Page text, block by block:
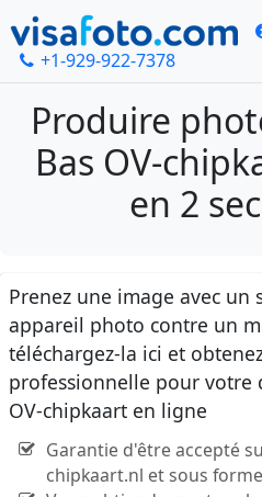
+1-929-922-7378
Produire
Bas OV-
en 2
Prenez une image avec un
appareil photo contre un
téléchargez-la ici et
professionnelle pour votre
OV-chipkaart en ligne
Garantie d'être accepté
chipkaart.nl et sous